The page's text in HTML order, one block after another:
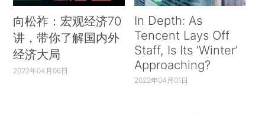
向松祚：宏观经济70
讲，带你了解国内外
经济大局
2022年04月06日
In Depth: As
Tencent Lays Off
Staff, Is Its ‘Winter’
Approaching?
2022年04月01日